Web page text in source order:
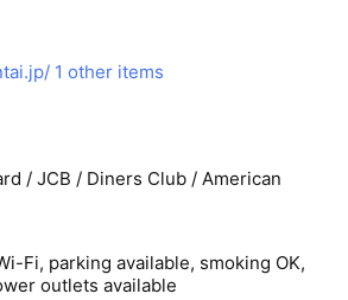
1 other items
/ JCB / Diners Club / American
Fi, parking available, smoking OK,
outlets available